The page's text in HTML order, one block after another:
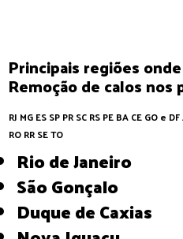
Principais regiões
Remoção de calos nos
RJ MGESSPPRSCRSPEBACEGO e DF
RORRSETO
Rio de Janeiro
São Gonçalo
Duque de Caxias